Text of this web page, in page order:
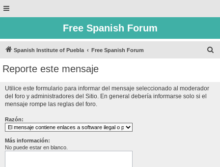
Free Spanish Forum
Spanish Institute of Puebla Free Spanish Forum
Reporte este mensaje
Utilice este formulario para informar del mensaje seleccionado al moderador
del foro y administradores del Sitio. En general debería informarse solo si el
mensaje rompe las reglas del foro.
Razón:
Más información:
No puede estar en blanco.